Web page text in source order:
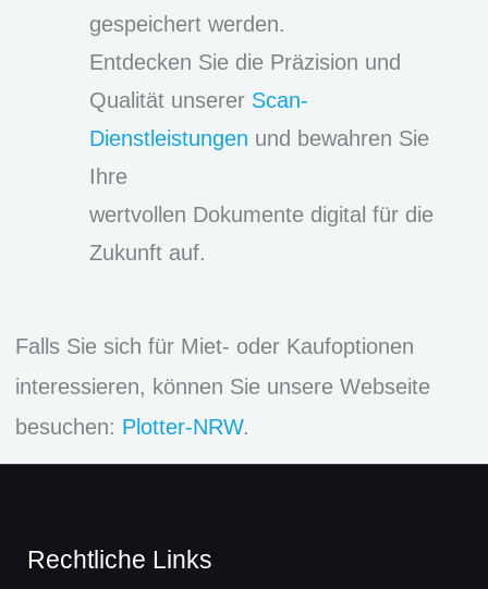
gespeichert werden.
Entdecken Sie die Präzision und
Qualität unserer Scan-
Dienstleistungen und bewahren Sie
Ihre
wertvollen Dokumente digital für die
Zukunft auf.
Falls Sie sich für Miet- oder Kaufoptionen
interessieren, können Sie unsere Webseite
besuchen: Plotter-NRW.
Rechtliche Links